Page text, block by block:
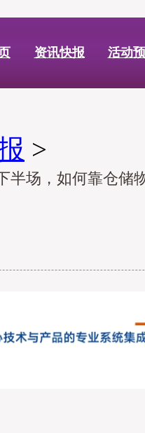
资讯快报 活动
>
半场，如何靠仓储